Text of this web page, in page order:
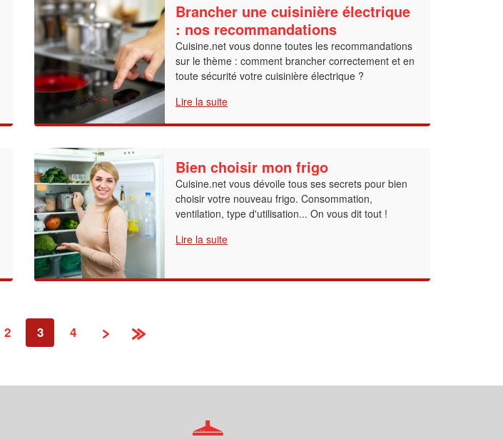
Brancher une cuisinière électrique
: nos recommandations
Cuisine.net vous donne toutes les recommandations
sur le thème : comment brancher correctement et en
toute sécurité votre cuisinière électrique ?
Lire la suite
Bien choisir mon frigo
Cuisine.net vous dévoile tous ses secrets pour bien
choisir votre nouveau frigo. Consommation,
ventilation, type d'utilisation... On vous dit tout !
Lire la suite
2 3 4 › »